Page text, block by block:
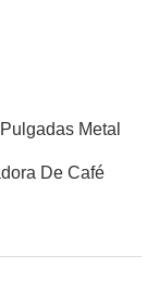
Metal
De Café